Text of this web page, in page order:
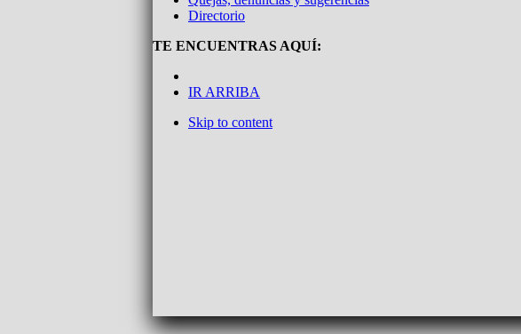
Directorio
TE ENCUENTRAS AQUÍ:
IR ARRIBA
Skip to content